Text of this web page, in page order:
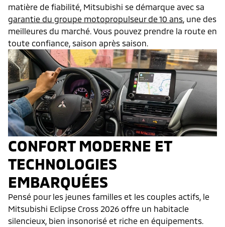
matière de fiabilité, Mitsubishi se démarque avec sa
garantie du groupe motopropulseur de 10 ans, une des
meilleures du marché. Vous pouvez prendre la route en
toute confiance, saison après saison.
CONFORT MODERNE ET
TECHNOLOGIES
EMBARQUÉES
Pensé pour les jeunes familles et les couples actifs, le
Mitsubishi Eclipse Cross 2026 offre un habitacle
silencieux, bien insonorisé et riche en équipements.